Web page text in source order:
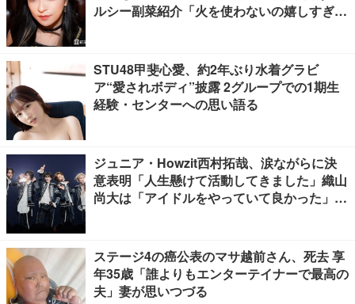
ルシー副菜紹介「火を使わないの嬉しすぎ
STU48甲斐心愛、約2年ぶり水着グラビ
ア“愛されボディ”披露 2グループでの1期生
経験・センターへの思い語る
ジュニア・Howzit西村拓哉、涙ながらに決
意表明「人生懸けて活動してきました」織山
尚大は「アイドルをやっていて良かった」
ステージ4の癌公表のマサ越前さん、死去 享
年35歳「誰よりもエンターテイナーで最高の
夫」妻が思いつづる